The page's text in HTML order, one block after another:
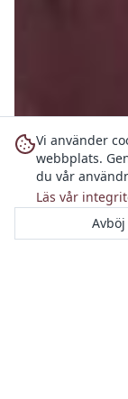
Vi använder
webbplats.
du vår
Läs vår
Avböj